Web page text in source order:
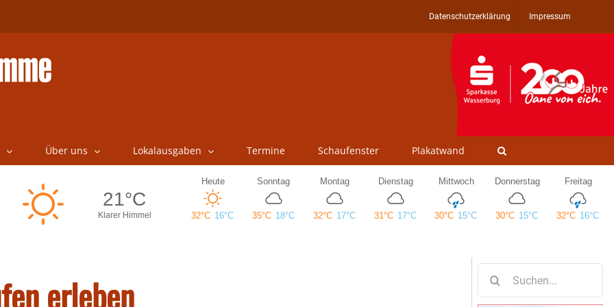
Datenschutzerklärung Impressum
Über uns Lokalausgaben Termine Schaufenster Plakatwand
erleben
nach: